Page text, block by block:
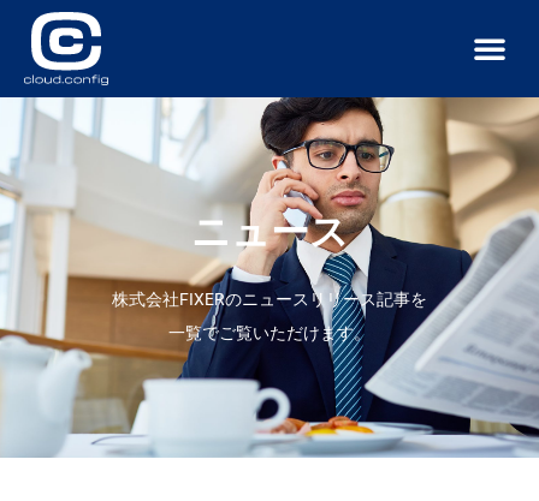
ニュース
株式会社FIXERのニュースリリース記事を
一覧でご覧いただけます。